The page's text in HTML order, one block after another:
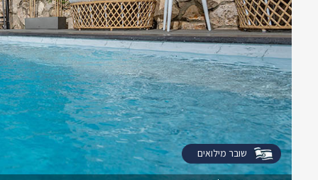
שובר מילואים